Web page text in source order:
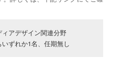
アデザイン関連分野
ずれか1名、任期無し